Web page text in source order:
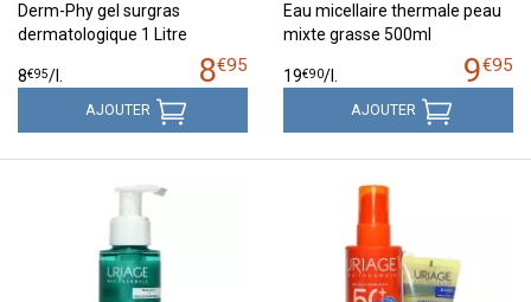
Derm-Phy gel surgras
dermatologique 1 Litre
8€95
8€95/
AJOUTER
Eau micellaire thermale peau
mixte grasse 500ml
9€95
19€90/
AJOUTER